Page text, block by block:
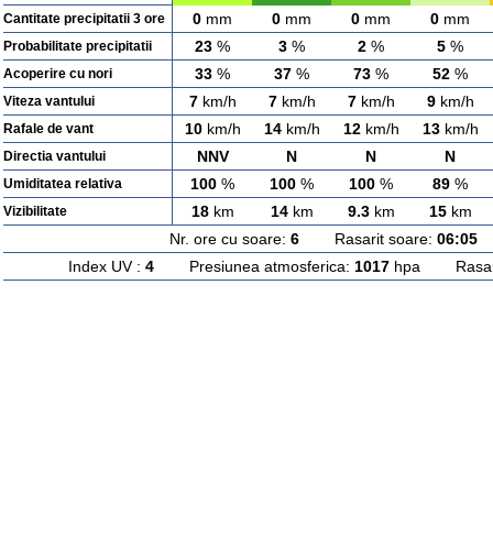
Cantitate precipitatii 3 ore 0 mm 0 mm 0 mm 0 mm
Probabilitate precipitatii 23 % 3 % 2 % 5 %
Acoperire cu nori 33 % 37 % 73 % 52 %
Viteza vantului 7km/h 7km/h 7km/h 9km/h
Rafale de vant 10km/h 14km/h 12km/h 13km/h
Directia vantului NNV N N N
Umiditatea relativa 100 % 100 % 100 % 89 %
Vizibilitate 18km 14km 9.3km 15km
Nr. ore cu soare: 6Rasarit soare: 06:05
Index UV : 4Presiunea atmosferica: 1017hpa